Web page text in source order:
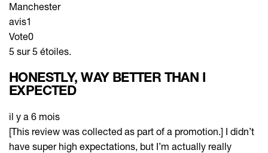
Manchester
avis1
Vote0
5 sur 5 étoiles.
HONESTLY, WAY BETTER THAN I
EXPECTED
il y a 6 mois
[This review was collected as part of a promotion.] I didn’t
have super high expectations, but I’m actually really